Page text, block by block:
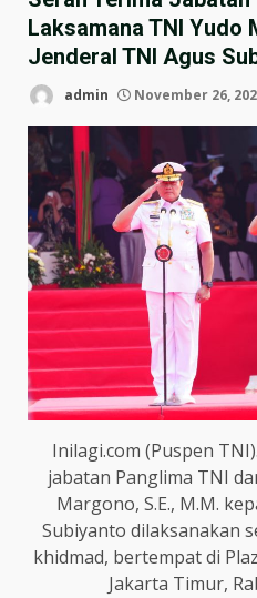
Laksamana TNI Yudo
Jenderal TNI Agus
admin November 26,
Inilagi.com (Puspen
jabatan Panglima TNI
Margono, S.E., M.M.
Subiyanto dilaksanakan
khidmad, bertempat di
Jakarta Timur,